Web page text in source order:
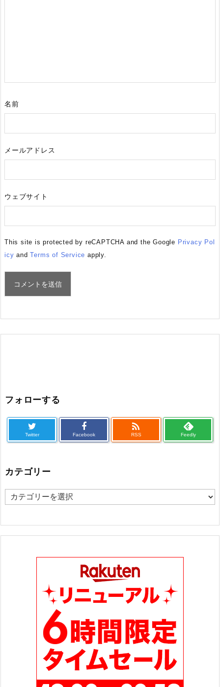
名前
メールアドレス
ウェブサイト
This site is protected by reCAPTCHA and the Google Privacy Pol
icy andTerms of Service apply.
フォローする
Twitter Facebook

RSS Feedly
カテゴリー
カ
ゴ